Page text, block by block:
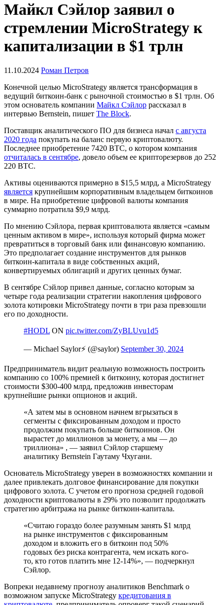
Майкл Сэйлор заявил о
стремлении MicroStrategy к
капитализации в $1 трлн
11.10.2024 Роман Петров
Конечной целью MicroStrategy является трансформация в
ведущий биткоин-банк с рыночной стоимостью в $1 трлн. Об
этом основатель компании Майкл Сэйлор рассказал в
интервью Bernstein, пишет The Block.
Поставщик аналитического ПО для бизнеса начал с августа
2020 года покупать на баланс первую криптовалюту.
Последнее приобретение 7420 BTC, о котором компания
отчиталась в сентябре, довело объем ее крипторезервов до 252
220 BTC.
Активы оцениваются примерно в $15,5 млрд, а MicroStrategy
является крупнейшим корпоративным владельцем биткоинов
в мире. На приобретение цифровой валюты компания
суммарно потратила $9,9 млрд.
По мнению Сэйлора, первая криптовалюта является «самым
ценным активом в мире», используя который фирма может
превратиться в торговый банк или финансовую компанию.
Это предполагает создание инструментов для рынков
биткоин-капитала в виде собственных акций,
конвертируемых облигаций и других ценных бумаг.
В сентябре Сэйлор привел данные, согласно которым за
четыре года реализации стратегии накопления цифрового
золота котировки MicroStrategy почти в три раза превзошли
его по доходности.
#HODL ON pic.twitter.com/ZyBLUvu1d5
— Michael Saylor⚡️ (@saylor) September 30, 2024
Предприниматель видит реальную возможность построить
компанию со 100% премией к биткоину, которая достигнет
стоимости $300-400 млрд, предложив инвесторам
крупнейшие рынки опционов и акций.
«А затем мы в основном начнем вгрызаться в
сегменты с фиксированным доходом и просто
продолжим покупать больше биткоинов. Он
вырастет до миллионов за монету, а мы — до
триллиона» , — заявил Сэйлор старшему
аналитику Bernstein Гаутаму Чхугани.
Основатель MicroStrategy уверен в возможностях компании и
далее привлекать долговое финансирование для покупки
цифрового золота. С учетом его прогноза средней годовой
доходности криптовалюты в 29% это позволит продолжать
стратегию арбитража на рынке биткоин-капитала.
«Считаю гораздо более разумным занять $1 млрд
на рынке инструментов с фиксированным
доходом и вложить его в биткоин под 50%
годовых без риска контрагента, чем искать кого-
то, кто готов платить мне 12-14%», — подчеркнул
Сэйлор.
Вопреки недавнему прогнозу аналитиков Benchmark о
возможном запуске MicroStrategy кредитования в